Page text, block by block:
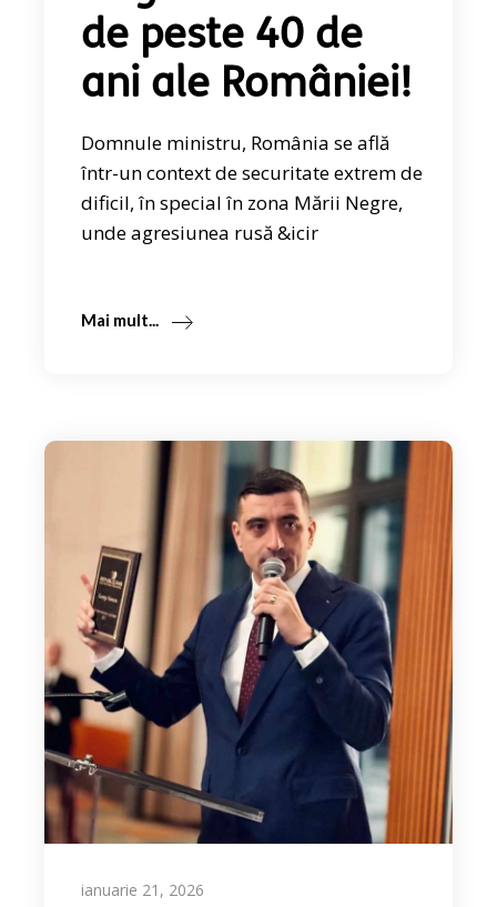
de peste 40 de
ani ale României!
Domnule ministru, România se află
într-un context de securitate extrem de
dificil, în special în zona Mării Negre,
unde agresiunea rusă &icir
Mai mult...
ianuarie 21, 2026